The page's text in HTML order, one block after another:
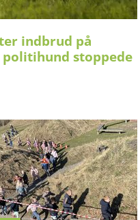
indbrud på
politihund stoppede